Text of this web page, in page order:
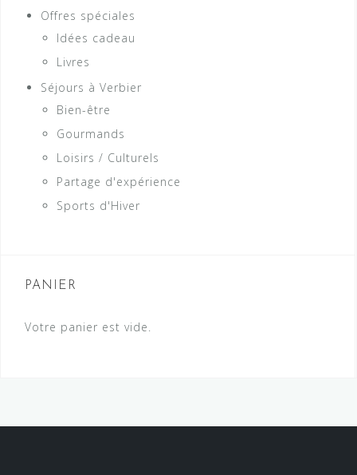
Offres spéciales
Idées cadeau
Livres
Séjours à Verbier
Bien-être
Gourmands
Loisirs / Culturels
Partage d'expérience
Sports d'Hiver
PANIER
Votre panier est vide.